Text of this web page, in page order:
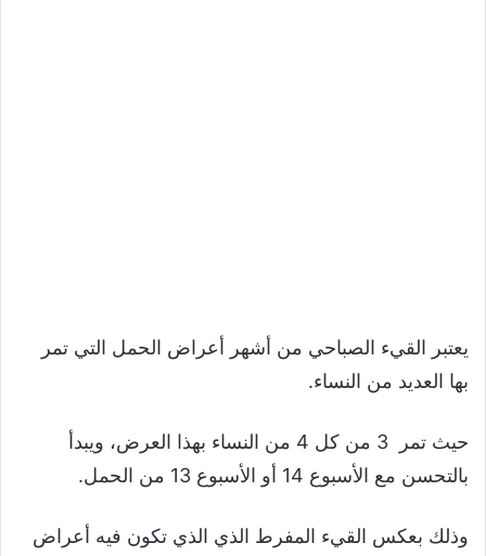
يعتبر القيء الصباحي من أشهر أعراض الحمل التي تمر
بها العديد من النساء.
حيث تمر 3 من كل 4 من النساء بهذا العرض، ويبدأ
بالتحسن مع الأسبوع 14 أو الأسبوع 13 من الحمل.
وذلك بعكس القيء المفرط الذي الذي تكون فيه أعراض